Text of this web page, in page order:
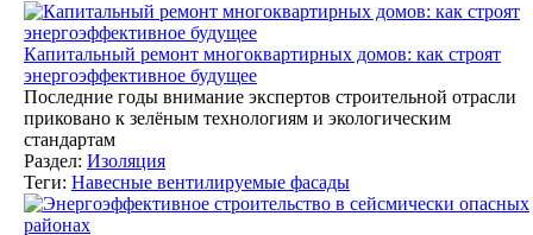
Капитальный ремонт многоквартирных домов: как строят
энергоэффективное будущее
Последние годы внимание экспертов строительной отрасли
приковано к зелёным технологиям и экологическим
стандартам
Раздел: Изоляция
Теги: Навесные вентилируемые фасады